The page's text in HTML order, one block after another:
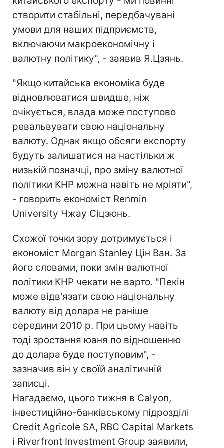
створити стабільні, передбачувані
умови для наших підприємств,
включаючи макроекономічну і
валютну політику", - заявив Я.Цзянь.
"Якщо китайська економіка буде
відновлюватися швидше, ніж
очікується, влада може поступово
ревальвувати свою національну
валюту. Однак якщо обсяги експорту
будуть залишатися на настільки ж
низькій позначці, про зміну валютної
політики КНР можна навіть не мріяти",
- говорить економіст Renmin
University Чжау Сіцзюнь.
Схожої точки зору дотримується і
економіст Morgan Stanley Цін Ван. За
його словами, поки змін валютної
політики КНР чекати не варто. "Пекін
може відв'язати свою національну
валюту від долара не раніше
середини 2010 р. При цьому навіть
тоді зростання юаня по відношенню
до долара буде поступовим", -
зазначив він у своїй аналітичній
записці.
Нагадаємо, цього тижня в Calyon,
інвестиційно-банківському підрозділі
Credit Agricole SA, RBC Capital Markets
і Riverfront Investment Group заявили,